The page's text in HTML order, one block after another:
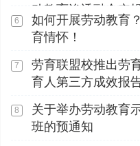
动教育渗透融合实
工职业学院顺利开展
6
如何开展劳动教育
育情怀！
7
劳育联盟校推出劳
育人第三方成效报
8
关于举办劳动教育
班的预通知